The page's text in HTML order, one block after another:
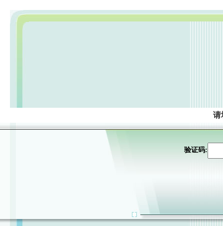
请
验证码: